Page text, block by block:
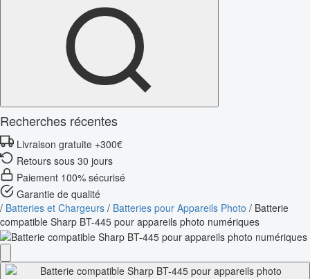
Recherches récentes
Livraison gratuite +300€
Retours sous 30 jours
Paiement 100% sécurisé
Garantie de qualité
/ Batteries et Chargeurs / Batteries pour Appareils Photo / Batterie
compatible Sharp BT-445 pour appareils photo numériques